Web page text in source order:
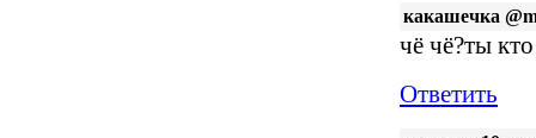
какашечка
чё чё?ты
Ответить